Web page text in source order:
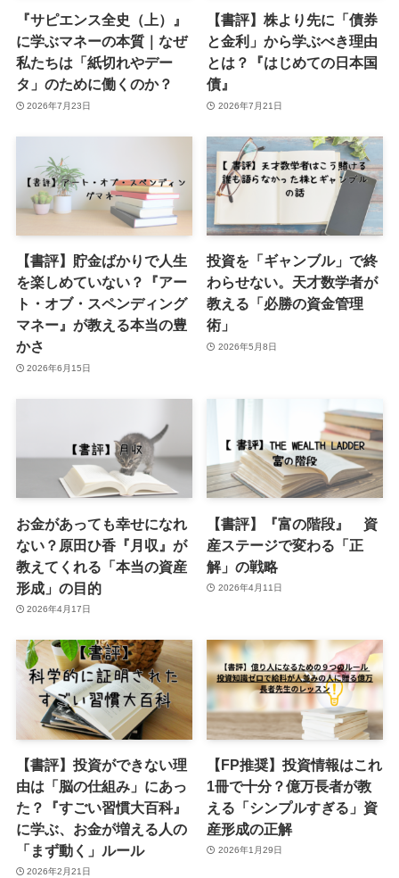
『サピエンス全史（上）』
に学ぶマネーの本質｜なぜ
私たちは「紙切れやデー
タ」のために働くのか？
2026年7月23日
【書評】株より先に「債券
と金利」から学ぶべき理由
とは？『はじめての日本国
債』
2026年7月21日
【書評】貯金ばかりで人生
を楽しめていない？『アー
ト・オブ・スペンディング
マネー』が教える本当の豊
かさ
2026年6月15日
投資を「ギャンブル」で終
わらせない。天才数学者が
教える「必勝の資金管理
術」
2026年5月8日
お金があっても幸せになれ
ない？原田ひ香『月収』が
教えてくれる「本当の資産
形成」の目的
2026年4月17日
【書評】『富の階段』 資
産ステージで変わる「正
解」の戦略
2026年4月11日
【書評】投資ができない理
由は「脳の仕組み」にあっ
た？『すごい習慣大百科』
に学ぶ、お金が増える人の
「まず動く」ルール
2026年2月21日
【FP推奨】投資情報はこれ
1冊で十分？億万長者が教
える「シンプルすぎる」資
産形成の正解
2026年1月29日